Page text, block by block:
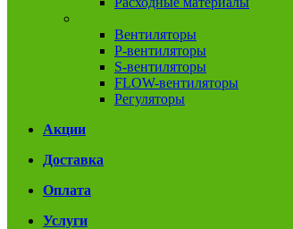
Вентиляторы
P-вентиляторы
S-вентиляторы
FLOW-вентиляторы
Регуляторы
Акции
Доставка
Оплата
Услуги